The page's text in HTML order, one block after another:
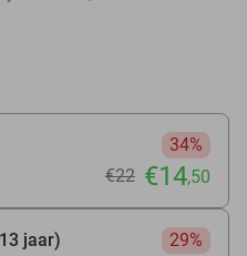
34%
€22 €14,50
jaar)
29%